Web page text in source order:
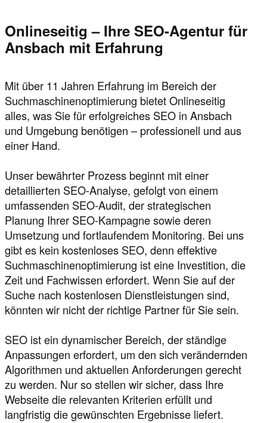
Onlineseitig – Ihre SEO-Agentur für
Ansbach mit Erfahrung
Mit über 11 Jahren Erfahrung im Bereich der
Suchmaschinenoptimierung bietet Onlineseitig
alles, was Sie für erfolgreiches SEO in Ansbach
und Umgebung benötigen – professionell und aus
einer Hand.
Unser bewährter Prozess beginnt mit einer
detaillierten SEO-Analyse, gefolgt von einem
umfassenden SEO-Audit, der strategischen
Planung Ihrer SEO-Kampagne sowie deren
Umsetzung und fortlaufendem Monitoring. Bei uns
gibt es kein kostenloses SEO, denn effektive
Suchmaschinenoptimierung ist eine Investition, die
Zeit und Fachwissen erfordert. Wenn Sie auf der
Suche nach kostenlosen Dienstleistungen sind,
könnten wir nicht der richtige Partner für Sie sein.
SEO ist ein dynamischer Bereich, der ständige
Anpassungen erfordert, um den sich verändernden
Algorithmen und aktuellen Anforderungen gerecht
zu werden. Nur so stellen wir sicher, dass Ihre
Webseite die relevanten Kriterien erfüllt und
langfristig die gewünschten Ergebnisse liefert.